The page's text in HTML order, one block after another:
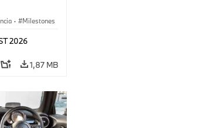
· Milestones
2026
1,87 MB